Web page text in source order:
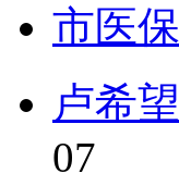
市医
卢希
07